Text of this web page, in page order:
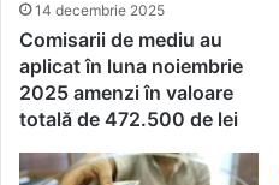
14 decembrie 2025
Comisarii de mediu au
aplicat în luna noiembrie
2025 amenzi în valoare
totală de 472.500 de lei